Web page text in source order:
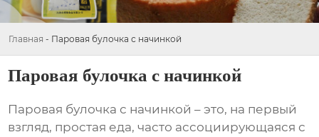
Главная - Паровая булочка с начинкой
Паровая булочка с начинкой
Паровая булочка с начинкой – это, на первый
взгляд, простая еда, часто ассоциирующаяся с